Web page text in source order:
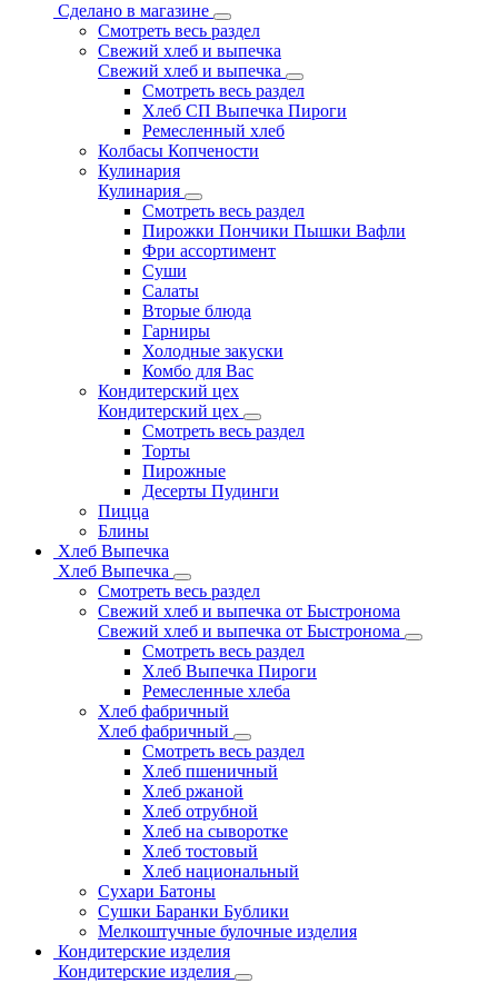
Сделано в магазине
Смотреть весь раздел
Свежий хлеб и выпечка
Свежий хлеб и выпечка
Смотреть весь раздел
Хлеб СП Выпечка Пироги
Ремесленный хлеб
Колбасы Копчености
Кулинария
Кулинария
Смотреть весь раздел
Пирожки Пончики Пышки Вафли
Фри ассортимент
Суши
Салаты
Вторые блюда
Гарниры
Холодные закуски
Комбо для Вас
Кондитерский цех
Кондитерский цех
Смотреть весь раздел
Торты
Пирожные
Десерты Пудинги
Пицца
Блины
Хлеб Выпечка
Хлеб Выпечка
Смотреть весь раздел
Свежий хлеб и выпечка от Быстронома
Свежий хлеб и выпечка от Быстронома
Смотреть весь раздел
Хлеб Выпечка Пироги
Ремесленные хлеба
Хлеб фабричный
Хлеб фабричный
Смотреть весь раздел
Хлеб пшеничный
Хлеб ржаной
Хлеб отрубной
Хлеб на сыворотке
Хлеб тостовый
Хлеб национальный
Сухари Батоны
Сушки Баранки Бублики
Мелкоштучные булочные изделия
Кондитерские изделия
Кондитерские изделия